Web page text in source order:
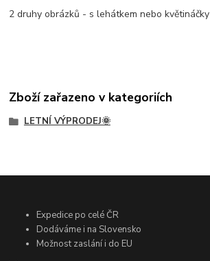
2 druhy obrázků - s lehátkem nebo květináčky
Zboží zařazeno v kategoriích
LETNÍ VÝPRODEJ🌞
Expedice po celé ČR
Dodáváme i na Slovensko
Možnost zaslání i do EU